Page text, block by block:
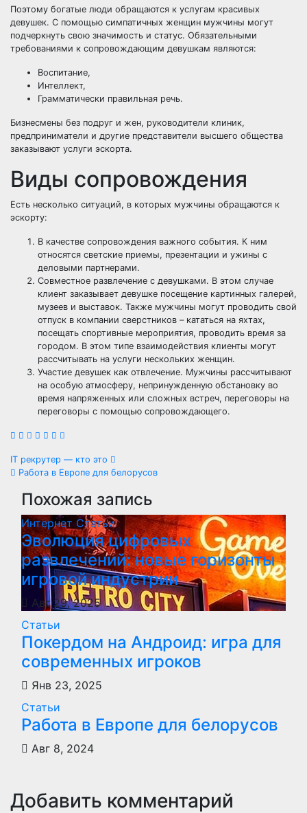
Поэтому богатые люди обращаются к услугам красивых
девушек. С помощью симпатичных женщин мужчины могут
подчеркнуть свою значимость и статус. Обязательными
требованиями к сопровождающим девушкам являются:
Воспитание,
Интеллект,
Грамматически правильная речь.
Бизнесмены без подруг и жен, руководители клиник,
предприниматели и другие представители высшего общества
заказывают услуги эскорта.
Виды сопровождения
Есть несколько ситуаций, в которых мужчины обращаются к
эскорту:
В качестве сопровождения важного события. К ним
относятся светские приемы, презентации и ужины с
деловыми партнерами.
Совместное развлечение с девушками. В этом случае
клиент заказывает девушке посещение картинных галерей,
музеев и выставок. Также мужчины могут проводить свой
отпуск в компании сверстников – кататься на яхтах,
посещать спортивные мероприятия, проводить время за
городом. В этом типе взаимодействия клиенты могут
рассчитывать на услуги нескольких женщин.
Участие девушек как отвлечение. Мужчины рассчитывают
на особую атмосферу, непринужденную обстановку во
время напряженных или сложных встреч, переговоры на
переговоры с помощью сопровождающего.
Навигация
по
записям
IT рекрутер — кто это
Работа в Европе для белорусов
Похожая запись
ИнтернетСтатьи
Эволюция цифровых
развлечений: новые горизонты
игровой индустрии
Авг 29, 2025
Статьи
Покердом на Андроид: игра для
современных игроков
Янв 23, 2025
Статьи
Работа в Европе для белорусов
Авг 8, 2024
Добавить комментарий